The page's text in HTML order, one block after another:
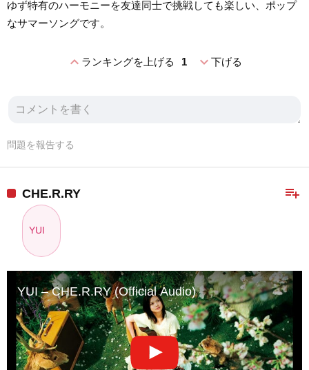
ゆず特有のハーモニーを友達同士で挑戦しても楽しい、ポップ
なサマーソングです。
expand_lessランキングを上げる 1 expand_more下げる
問題を報告する
playlist_add
CHE.R.RY
YUI
YUI – CHE.R.RY (Official Audio)